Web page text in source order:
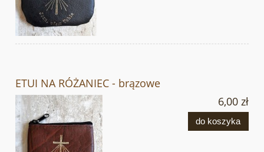
ETUI NA RÓŻANIEC - brązowe
6,00 zł
do koszyka